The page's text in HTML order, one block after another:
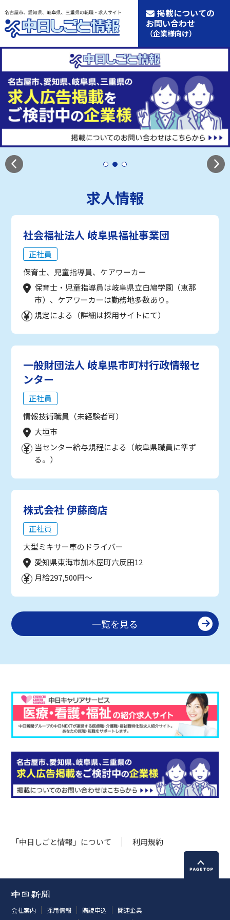
掲載についての
お問い合わせ
（企業様向け）
求人情報
社会福祉法人 岐阜県福祉事業団
正社員
保育士、児童指導員、ケアワーカー
保育士・児童指導員は岐阜県立白鳩学園（恵那
市）、ケアワーカーは勤務地多数あり。
規定による（詳細は採用サイトにて）
一般財団法人 岐阜県市町村行政情報セ
ンター
正社員
情報技術職員（未経験者可）
大垣市
当センター給与規程による（岐阜県職員に準ず
る。）
株式会社 伊藤商店
正社員
大型ミキサー車のドライバー
愛知県東海市加木屋町六反田12
月給297,500円～
一覧を見る
「中日しごと情報」について 利用規約
会社案内 採用情報 購読申込
関連企業